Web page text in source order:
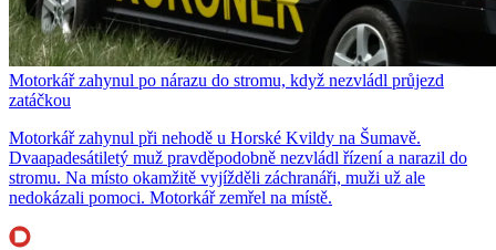
Motorkář zahynul po nárazu do stromu, když nezvládl průjezd
zatáčkou
Motorkář zahynul při nehodě u Horské Kvildy na Šumavě.
Dvaapadesátiletý muž pravděpodobně nezvládl řízení a narazil do
stromu. Na místo okamžitě vyjížděli záchranáři, muži už ale
nedokázali pomoci. Motorkář zemřel na místě.